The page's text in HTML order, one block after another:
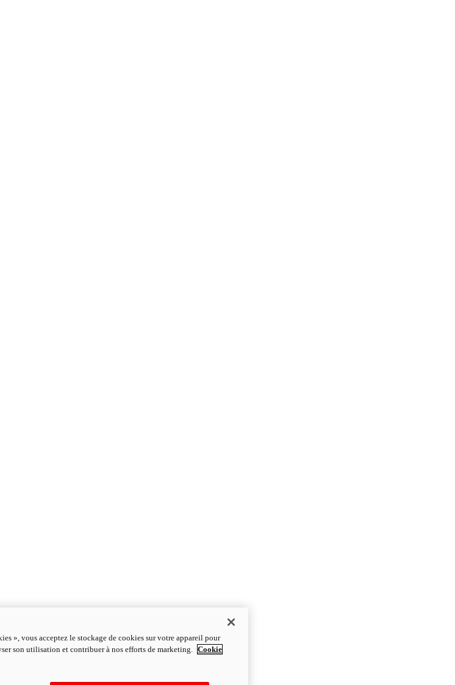
», vous acceptez le stockage de cookies sur votre appareil pour
son utilisation et contribuer à nos efforts de marketing. Cookie